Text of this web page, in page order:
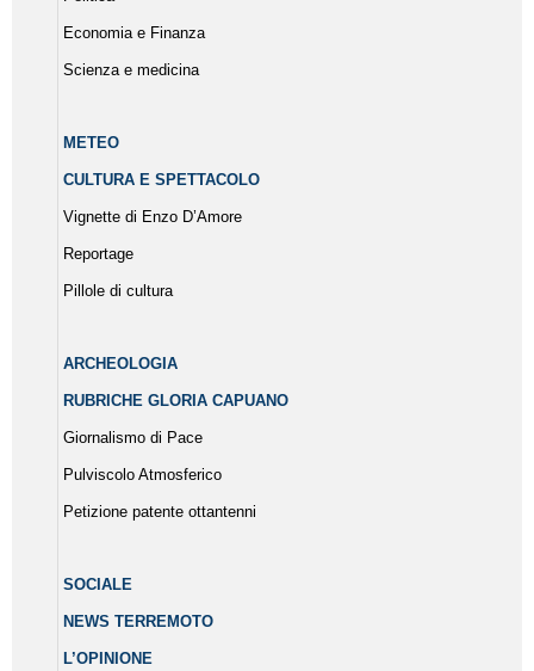
Economia e Finanza
Scienza e medicina
METEO
CULTURA E SPETTACOLO
Vignette di Enzo D’Amore
Reportage
Pillole di cultura
ARCHEOLOGIA
RUBRICHE GLORIA CAPUANO
Giornalismo di Pace
Pulviscolo Atmosferico
Petizione patente ottantenni
SOCIALE
NEWS TERREMOTO
L’OPINIONE